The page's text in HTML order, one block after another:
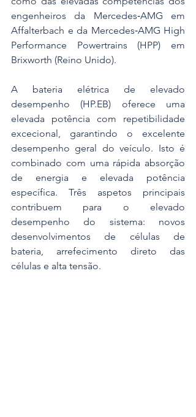
engenheiros da Mercedes‑AMG em
Affalterbach e da Mercedes‑AMG High
Performance Powertrains (HPP) em
Brixworth (Reino Unido).
A bateria elétrica de elevado
desempenho (HP.EB) oferece uma
elevada potência com repetibilidade
excecional, garantindo o excelente
desempenho geral do veículo. Isto é
combinado com uma rápida absorção
de energia e elevada potência
específica. Três aspetos principais
contribuem para o elevado
desempenho do sistema: novos
desenvolvimentos de células de
bateria, arrefecimento direto das
células e alta tensão.